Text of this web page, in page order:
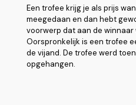
Een trofee krijg je als prijs
meegedaan en dan hebt
voorwerp dat aan de
Oorspronkelijk is een trofee
de vijand. De trofee werd
opgehangen.